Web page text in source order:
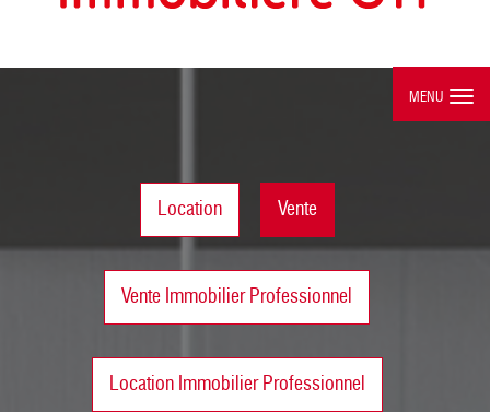
MENU
Location Vente
Vente Immobilier Professionnel
Location Immobilier Professionnel